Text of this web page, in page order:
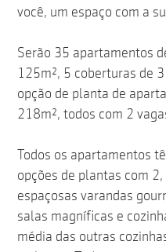
você, um espaço com a
Serão 35 apartamentos
125m², 5 coberturas de
opção de planta de
218m², todos com 2
Todos os apartamentos
opções de plantas com
espaçosas varandas
salas magníficas e
média das outras